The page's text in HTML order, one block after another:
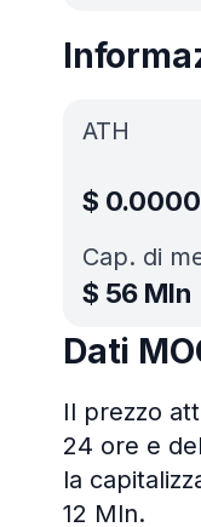
ATH
$
Cap. di
$ 56 Mln
Dati
Il prezzo
24 ore e
la
12 Mln.